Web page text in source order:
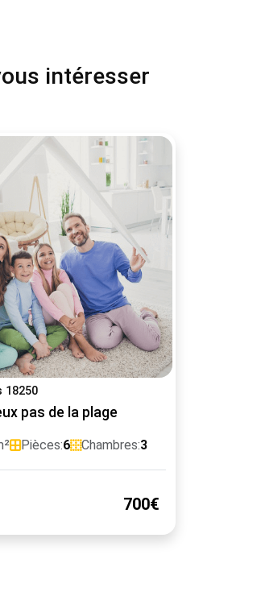
intéresser
18250
pas de la plage
Pièces:6 Chambres:3
700€